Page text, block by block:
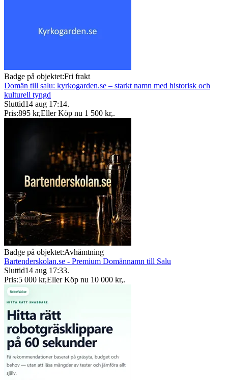
Badge på objektet:Fri frakt
Domän till salu: kyrkogarden.se – starkt namn med historisk och
kulturell tyngd
Sluttid14 aug 17:14.
Pris:895 kr,Eller Köp nu 1 500 kr,.
Badge på objektet:Avhämtning
Bartenderskolan.se - Premium Domännamn till Salu
Sluttid14 aug 17:33.
Pris:5 000 kr,Eller Köp nu 10 000 kr,.